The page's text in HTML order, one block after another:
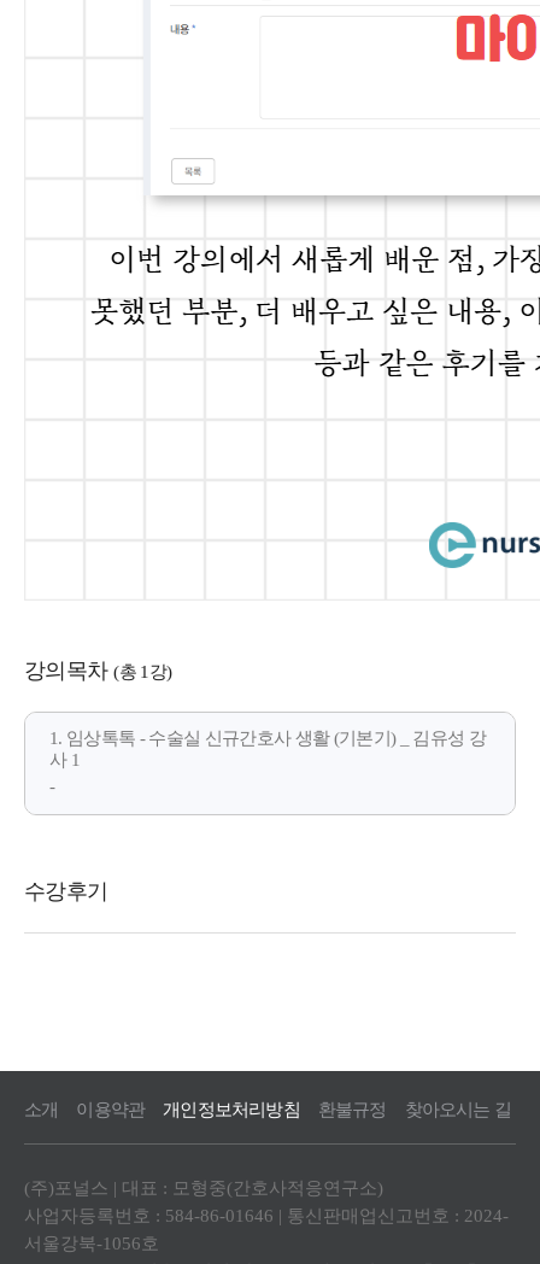
강의목차 (총 1강)
1. 임상톡톡 - 수술실 신규간호사 생활 (기본기) _ 김유성 강
사 1
-
소개 이용약관 개인정보처리방침 환불규정 찾아오시는 길
(주)포널스 | 대표 : 모형중(간호사적응연구소)
사업자등록번호 : 584-86-01646 | 통신판매업신고번호 : 2024-
서울강북-1056호